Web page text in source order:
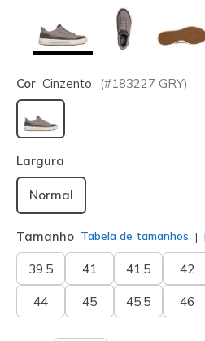
Cor Cinzento (#183227 GRY)
selecionado
Largura
Normal
Tamanho Tabela de tamanhos
39.5 41 41.5 42
44 45 45.5 46